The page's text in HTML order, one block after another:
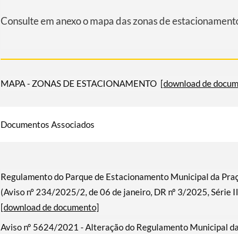
Consulte em anexo o mapa das zonas de
MAPA - ZONAS DE ESTACIONAMENTO [download de
Documentos Associados
Regulamento do Parque de Estacionamento Municipal da
(Aviso nº 234/2025/2, de 06 de janeiro, DR nº 3/2025, Série
[download de documento]
Aviso nº 5624/2021 - Alteração do Regulamento Municipal